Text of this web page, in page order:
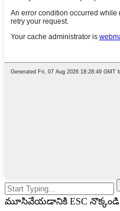
మూసివేయడానికి ESC నొక్కండి